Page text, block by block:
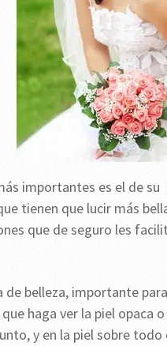
importantes es el de
tienen que lucir más
que de seguro les
de belleza, importante
haga ver la piel opaca
y en la piel sobre